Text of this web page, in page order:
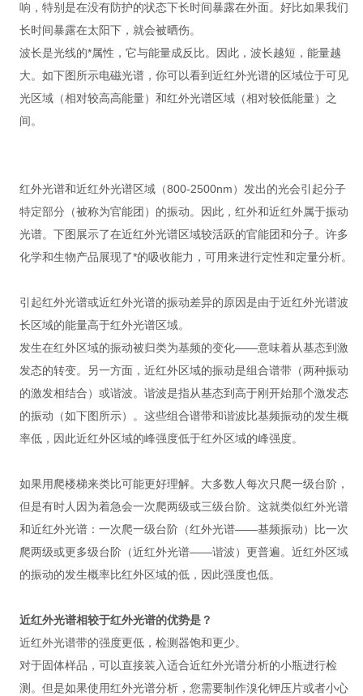
响，特别是在没有防护的状态下长时间暴露在外面。好比如果我们
长时间暴露在太阳下，就会被晒伤。
波长是光线的*属性，它与能量成反比。因此，波长越短，能量越
大。如下图所示电磁光谱，你可以看到近红外光谱的区域位于可见
光区域（相对较高高能量）和红外光谱区域（相对较低能量）之
间。
红外光谱和近红外光谱区域（800-2500nm）发出的光会引起分子
特定部分（被称为官能团）的振动。因此，红外和近红外属于振动
光谱。下图展示了在近红外光谱区域较活跃的官能团和分子。许多
化学和生物产品展现了*的吸收能力，可用来进行定性和定量分析。
引起红外光谱或近红外光谱的振动差异的原因是由于近红外光谱波
长区域的能量高于红外光谱区域。
发生在红外区域的振动被归类为基频的变化——意味着从基态到激
发态的转变。另一方面，近红外区域的振动是组合谱带（两种振动
的激发相结合）或谐波。谐波是指从基态到高于刚开始那个激发态
的振动（如下图所示）。这些组合谱带和谐波比基频振动的发生概
率低，因此近红外区域的峰强度低于红外区域的峰强度。
如果用爬楼梯来类比可能更好理解。大多数人每次只爬一级台阶，
但是有时人因为着急会一次爬两级或三级台阶。这就类似红外光谱
和近红外光谱：一次爬一级台阶（红外光谱——基频振动）比一次
爬两级或更多级台阶（近红外光谱——谐波）更普遍。近红外区域
的振动的发生概率比红外区域的低，因此强度也低。
近红外光谱相较于红外光谱的优势是？
近红外光谱带的强度更低，检测器饱和更少。
对于固体样品，可以直接装入适合近红外光谱分析的小瓶进行检
测。但是如果使用红外光谱分析，您需要制作溴化钾压片或者小心